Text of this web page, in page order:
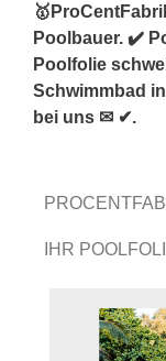
Poolbauer. ✔️
Poolfolie
Schwimmbad
bei uns ✉ ✔.
IHR